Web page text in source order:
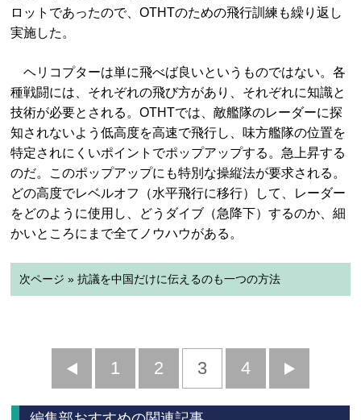
ロットであったので、OTHTのための飛行訓練も繰り返し
実施した。
ヘリコプターは単に飛べば良いというものではない。各
種戦闘には、それぞれの飛び方があり、それぞれに知識と
技術が必要とされる。OTHTでは、敵艦隊のレーダーに探
知されないよう低高度を高速で飛行し、味方艦隊の位置を
特定されにくいポイントでポップアップする。急上昇する
のだ。このポップアップにも特別な操縦法が要求される。
どの高度でレベルオフ（水平飛行に移行）して、レーダー
をどのように使用し、どうダイブ（急降下）するのか、細
かいところにまで全てノウハウがある。
次ページ » 抗議を中国だけに伝えるのも一つの方法
前
へ
1 2 3 4
へ